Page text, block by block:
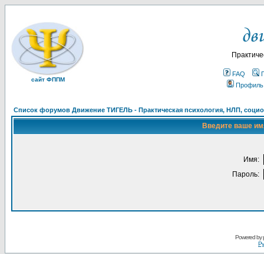
сайт ФППМ
FAQ
Профиль
Список форумов Движение ТИГЕЛЬ - Практическая психология, НЛП,
Введите ваше
Имя:
Пароль:
Powered by